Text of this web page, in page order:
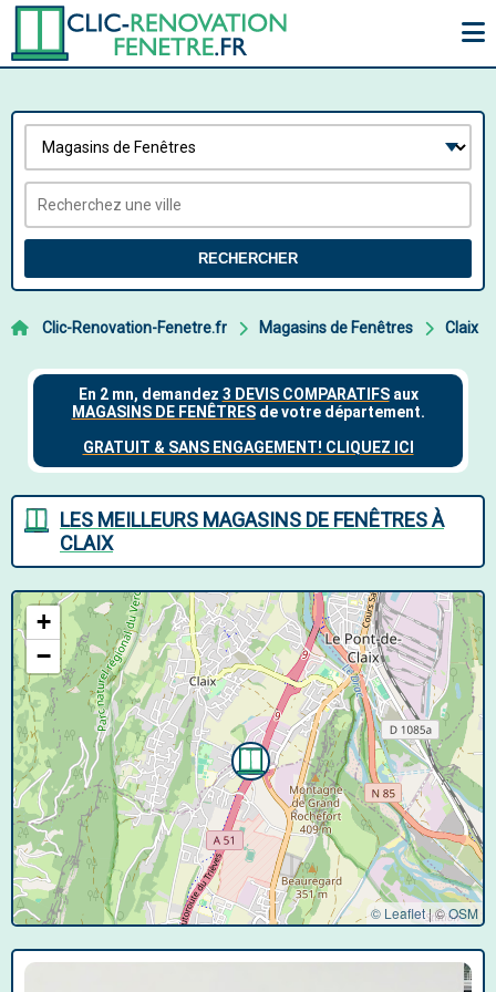
RECHERCHER
Clic-Renovation-Fenetre.fr Magasins de Fenêtres Claix
LES MEILLEURS MAGASINS DE FENÊTRES À
CLAIX
+
−
© Leaflet|©OSM